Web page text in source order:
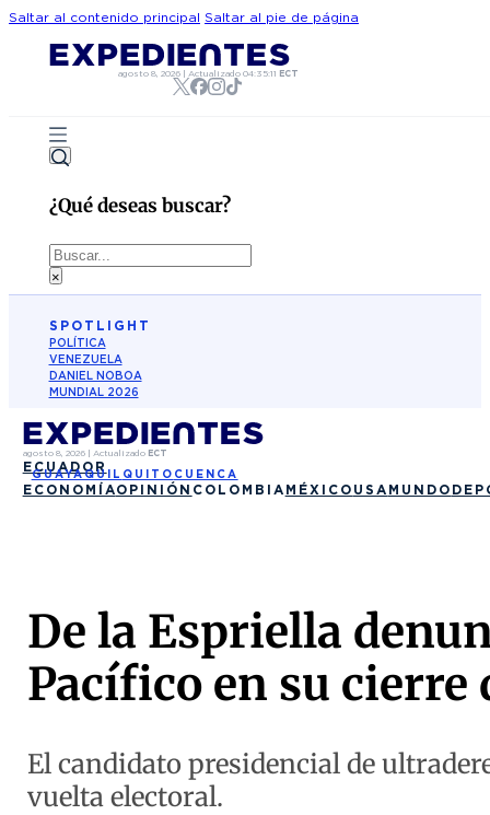
Saltar al contenido principal Saltar al pie de página
agosto 8, 2026| Actualizado 04:35:11 ECT
¿Qué deseas buscar?
Buscar
×
SPOTLIGHT
POLÍTICA
VENEZUELA
DANIEL NOBOA
MUNDIAL 2026
agosto 8, 2026| Actualizado ECT
ECUADOR
GUAYAQUIL QUITO CUENCA
ECONOMÍAOPINIÓN COLOMBIA MÉXICO USA MUNDO
De la Espriella
Pacífico en su cierre
El candidato presidencial de
vuelta electoral.